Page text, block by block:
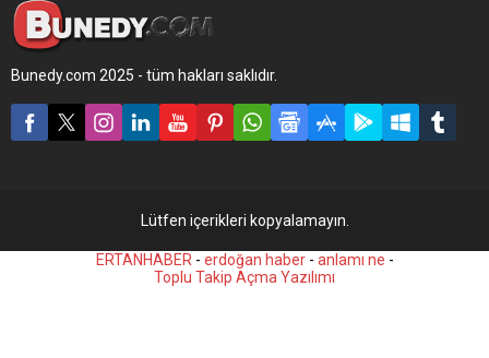
Bunedy.com 2025 - tüm hakları saklıdır.
Lütfen içerikleri kopyalamayın.
ERTANHABER - erdoğan haber- anlamı ne -
Toplu Takip Açma Yazılımı